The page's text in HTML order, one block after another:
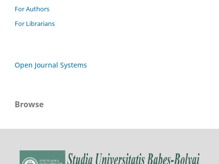
For Authors
For Librarians
Open Journal Systems
Browse